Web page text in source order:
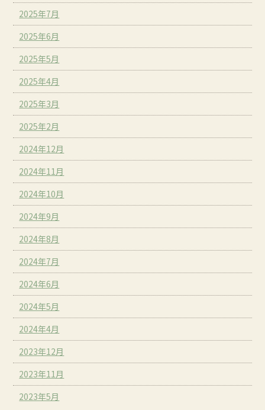
2025年7月
2025年6月
2025年5月
2025年4月
2025年3月
2025年2月
2024年12月
2024年11月
2024年10月
2024年9月
2024年8月
2024年7月
2024年6月
2024年5月
2024年4月
2023年12月
2023年11月
2023年5月